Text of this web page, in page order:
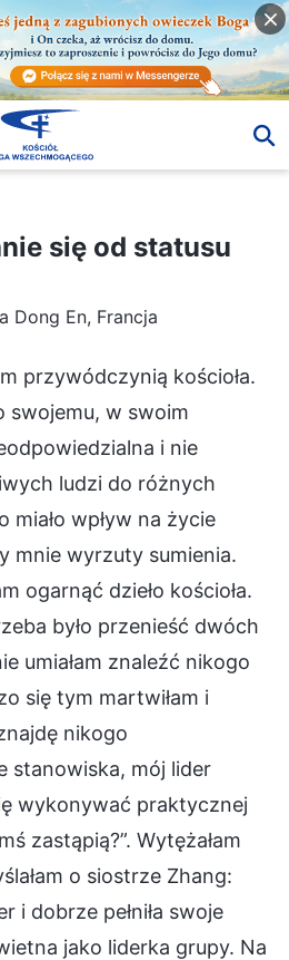
się od statusu
Dong En, Francja
przywódczynią kościoła.
swojemu, w swoim
i nie
ludzi do różnych
wpływ na życie
mnie wyrzuty sumienia.
ogarnąć dzieło kościoła.
było przenieść dwóch
umiałam znaleźć nikogo
się tym martwiłam i
nikogo
stanowiska, mój lider
wykonywać praktycznej
zastąpią?”. Wytężałam
o siostrze Zhang:
i dobrze pełniła swoje
jako liderka grupy. Na